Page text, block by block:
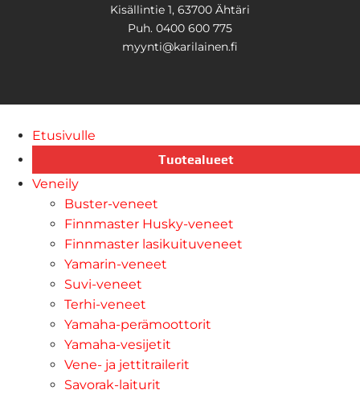
Kisällintie 1, 63700 Ähtäri
Puh. 0400 600 775
myynti@karilainen.fi
Etusivulle
Tuotealueet
Veneily
Buster-veneet
Finnmaster Husky-veneet
Finnmaster lasikuituveneet
Yamarin-veneet
Suvi-veneet
Terhi-veneet
Yamaha-perämoottorit
Yamaha-vesijetit
Vene- ja jettitrailerit
Savorak-laiturit